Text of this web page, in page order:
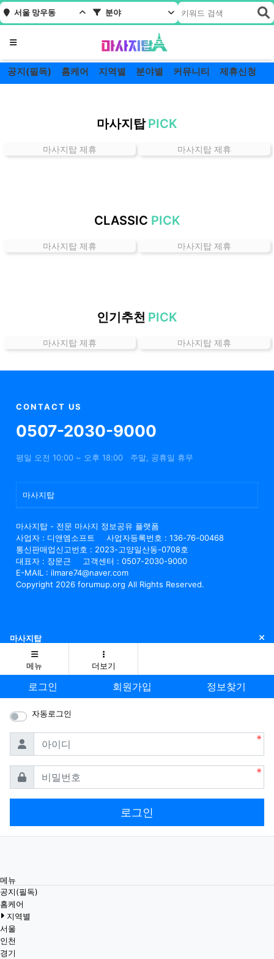
서울 망우동 분야
메뉴
공지(필독) 홈케어 지역별 분야별 커뮤니티 제휴신청
동
위
샵
천
마사지탑 PICK
마사지탑 제휴 마사지탑 제휴
CLASSIC PICK
마사지탑 제휴 마사지탑 제휴
인기추천 PICK
마사지탑 제휴 마사지탑 제휴
CONTACT US
0507-2030-9000
평일 오전 10:00 ~ 오후 18:00 주말, 공휴일 휴무
마사지탑
마사지탑 - 전문 마사지 정보공유 플랫폼
사업자 : 디앤엠소프트
사업자등록번호 : 136-76-00468
통신판매업신고번호 : 2023-고양일산동-0708호
대표자 : 장문근
고객센터 : 0507-2030-9000
E-MAIL : ilmare74@naver.com
Copyright 2026 forumup.org All Rights Reserved.
마사지탑 닫
메뉴 더보기
로그인 회원가입 정보찾기
자동로그인
아이디
비밀번호
로그인
메뉴
공지(필독)
홈케어
지역별
서울
인천
경기